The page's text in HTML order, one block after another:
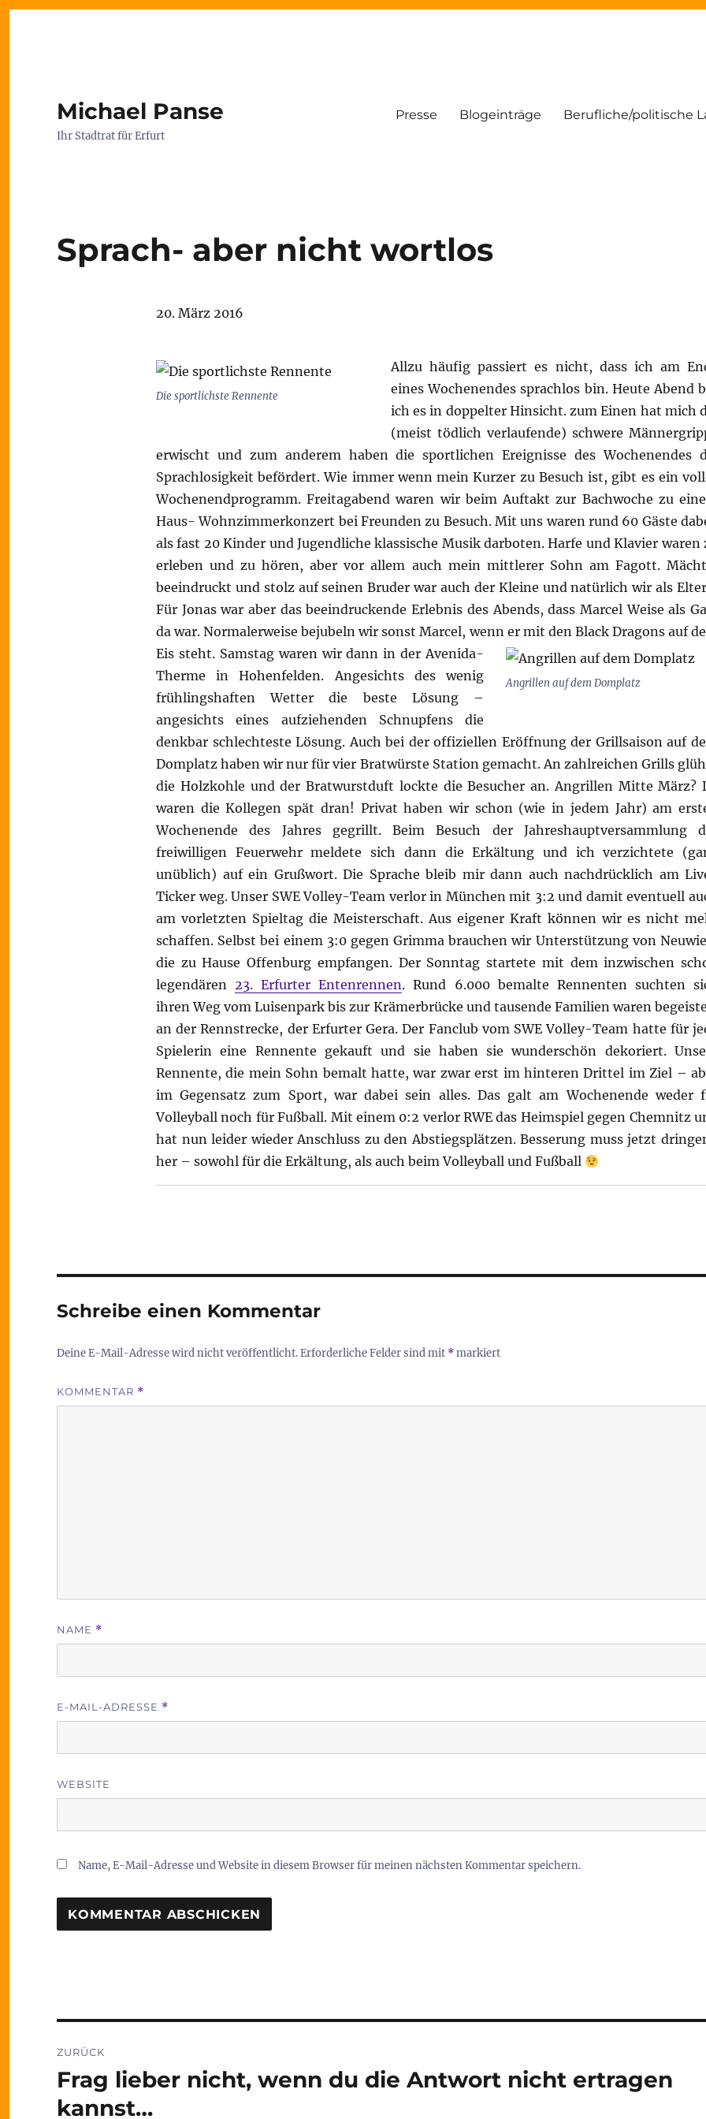
Michael Panse
Ihr Stadtrat für Erfurt
Presse Blogeinträge Berufliche/politische
Sprach- aber nicht wortlos
20. März 2016
Die sportlichste Rennente
Allzu häufig passiert es nicht, dass ich am
eines Wochenendes sprachlos bin. Heute Abend
ich es in doppelter Hinsicht. zum Einen hat mich
(meist tödlich verlaufende) schwere
erwischt und zum anderem haben die sportlichen Ereignisse des Wochenendes
Sprachlosigkeit befördert. Wie immer wenn mein Kurzer zu Besuch ist, gibt es ein
Wochenendprogramm. Freitagabend waren wir beim Auftakt zur Bachwoche zu
Haus- Wohnzimmerkonzert bei Freunden zu Besuch. Mit uns waren rund 60 Gäste
als fast 20 Kinder und Jugendliche klassische Musik darboten. Harfe und Klavier waren
erleben und zu hören, aber vor allem auch mein mittlerer Sohn am Fagott.
beeindruckt und stolz auf seinen Bruder war auch der Kleine und natürlich wir als
Für Jonas war aber das beeindruckende Erlebnis des Abends, dass Marcel Weise als
da war. Normalerweise bejubeln wir sonst Marcel, wenn er mit den Black Dragons auf
Eis steht.
Angrillen auf dem Domplatz
Samstag waren wir dann in der Avenida-
Therme in Hohenfelden. Angesichts des wenig
frühlingshaften Wetter die beste Lösung –
angesichts eines aufziehenden Schnupfens die
denkbar schlechteste Lösung. Auch bei der offiziellen Eröffnung der Grillsaison auf
Domplatz haben wir nur für vier Bratwürste Station gemacht. An zahlreichen Grills
die Holzkohle und der Bratwurstduft lockte die Besucher an. Angrillen Mitte März?
waren die Kollegen spät dran! Privat haben wir schon (wie in jedem Jahr) am
Wochenende des Jahres gegrillt. Beim Besuch der Jahreshauptversammlung
freiwilligen Feuerwehr meldete sich dann die Erkältung und ich verzichtete
unüblich) auf ein Grußwort. Die Sprache bleib mir dann auch nachdrücklich am
Ticker weg. Unser SWE Volley-Team verlor in München mit 3:2 und damit eventuell
am vorletzten Spieltag die Meisterschaft. Aus eigener Kraft können wir es nicht
schaffen. Selbst bei einem 3:0 gegen Grimma brauchen wir Unterstützung von
die zu Hause Offenburg empfangen. Der Sonntag startete mit dem inzwischen
legendären23. Erfurter Entenrennen. Rund 6.000 bemalte Rennenten suchten
ihren Weg vom Luisenpark bis zur Krämerbrücke und tausende Familien waren
an der Rennstrecke, der Erfurter Gera. Der Fanclub vom SWE Volley-Team hatte für
Spielerin eine Rennente gekauft und sie haben sie wunderschön dekoriert.
Rennente, die mein Sohn bemalt hatte, war zwar erst im hinteren Drittel im Ziel –
im Gegensatz zum Sport, war dabei sein alles. Das galt am Wochenende weder
Volleyball noch für Fußball. Mit einem 0:2 verlor RWE das Heimspiel gegen Chemnitz
hat nun leider wieder Anschluss zu den Abstiegsplätzen. Besserung muss jetzt
her – sowohl für die Erkältung, als auch beim Volleyball und Fußball
Schreibe einen Kommentar
Deine E-Mail-Adresse wird nicht veröffentlicht.Erforderliche Felder sind mit *markiert
KOMMENTAR *
NAME *
E-MAIL-ADRESSE *
WEBSITE
Name, E-Mail-Adresse und Website in diesem Browser für meinen nächsten Kommentar speichern.
ZURÜCK
Vorheriger
Beitrag:
Frag lieber nicht, wenn du die Antwort nicht ertragen
kannst…